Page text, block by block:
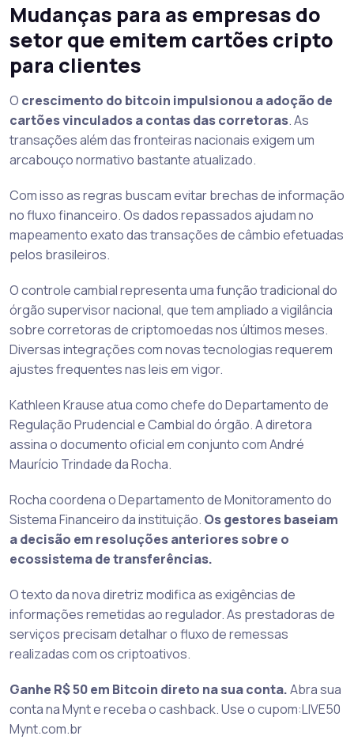
Mudanças para as empresas do
setor que emitem cartões cripto
para clientes
O crescimento do bitcoin impulsionou a adoção de
cartões vinculados a contas das corretoras. As
transações além das fronteiras nacionais exigem um
arcabouço normativo bastante atualizado.
Com isso as regras buscam evitar brechas de informação
no fluxo financeiro. Os dados repassados ajudam no
mapeamento exato das transações de câmbio efetuadas
pelos brasileiros.
O controle cambial representa uma função tradicional do
órgão supervisor nacional, que tem ampliado a vigilância
sobre corretoras de criptomoedas nos últimos meses.
Diversas integrações com novas tecnologias requerem
ajustes frequentes nas leis em vigor.
Kathleen Krause atua como chefe do Departamento de
Regulação Prudencial e Cambial do órgão. A diretora
assina o documento oficial em conjunto com André
Maurício Trindade da Rocha.
Rocha coordena o Departamento de Monitoramento do
Sistema Financeiro da instituição. Os gestores baseiam
a decisão em resoluções anteriores sobre o
ecossistema de transferências.
O texto da nova diretriz modifica as exigências de
informações remetidas ao regulador. As prestadoras de
serviços precisam detalhar o fluxo de remessas
realizadas com os criptoativos.
Ganhe R$ 50 em Bitcoin direto na sua conta.Abra sua
conta na Mynt e receba o cashback. Use o cupom:LIVE50
Mynt.com.br